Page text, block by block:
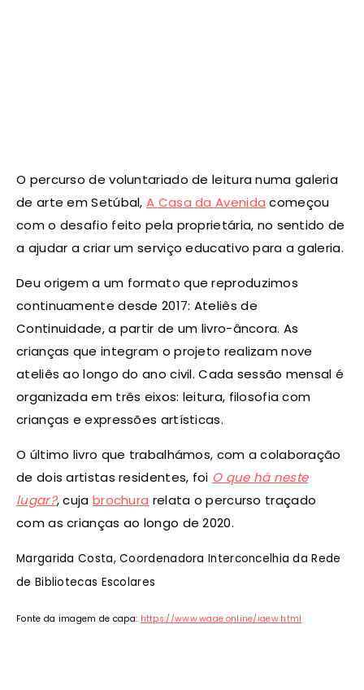
O percurso de voluntariado de leitura numa galeria
de arte em Setúbal,A Casa da Avenida começou
com o desafio feito pela proprietária, no sentido de
a ajudar a criar um serviço educativo para a galeria.
Deu origem a um formato que reproduzimos
continuamente desde 2017: Ateliês de
Continuidade, a partir de um livro-âncora. As
crianças que integram o projeto realizam nove
ateliês ao longo do ano civil. Cada sessão mensal é
organizada em três eixos: leitura, filosofia com
crianças e expressões artísticas.
O último livro que trabalhámos, com a colaboração
de dois artistas residentes, foi O que há neste
lugar?, cuja brochura relata o percurso traçado
com as crianças ao longo de 2020.
Margarida Costa, Coordenadora Interconcelhia da Rede
de Bibliotecas Escolares
Fonte da imagem de capa: https://www.waae.online/iaew.html